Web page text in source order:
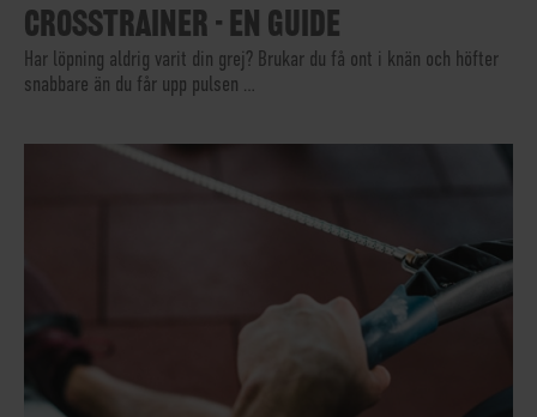
CROSSTRAINER - EN GUIDE
Har löpning aldrig varit din grej? Brukar du få ont i knän och höfter
snabbare än du får upp pulsen …